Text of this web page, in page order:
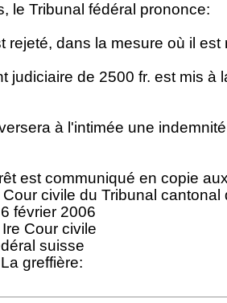
le Tribunal fédéral prononce:
rejeté, dans la mesure où il
judiciaire de 2500 fr. est mis à
à l'intimée une
est communiqué en copie
Cour civile du Tribunal
février 2006
Cour civile
suisse
greffière: